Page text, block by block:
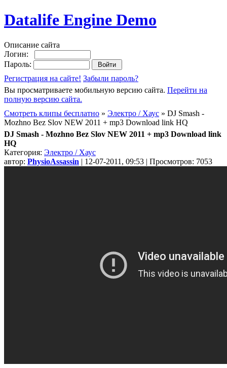
Datalife Engine Demo
Описание сайта
Логин:
Пароль:
Регистрация на сайте! Забыли пароль?
Вы просматриваете мобильную версию сайта. Перейти на
полную версию сайта.
Смотреть клипы бесплатно » Электро / Хаус » DJ Smash -
Mozhno Bez Slov NEW 2011 + mp3 Download link HQ
DJ Smash - Mozhno Bez Slov NEW 2011 + mp3 Download link
HQ
Категория: Электро / Хаус
автор: PhysioAssassin | 12-07-2011, 09:53 | Просмотров: 7053